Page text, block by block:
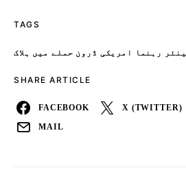
TAGS
رہنما امریکی ڈرون حملے میں ہلاک
SHARE ARTICLE
FACEBOOK X (TWITTER)
MAIL